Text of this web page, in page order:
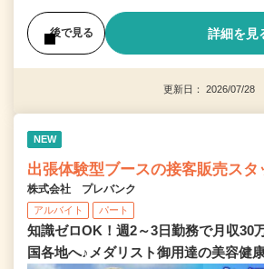
後で見る 詳細を見
更新日： 2026/07/28
NEW
出張体験型ブースの接客販売スタ
株式会社 プレバンク
アルバイト パート
知識ゼロOK！週2～3日勤務で月収30
国各地へ♪メダリスト御用達の美容健